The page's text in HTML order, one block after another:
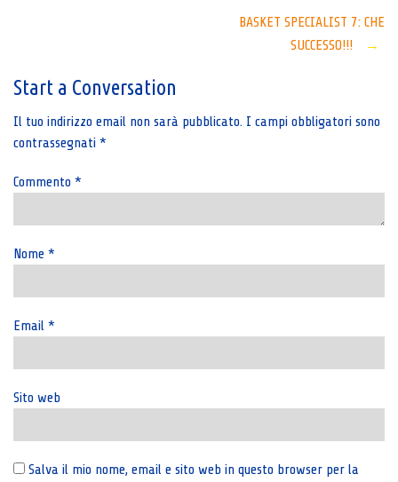
BASKET SPECIALIST 7: CHE
SUCCESSO!!!
→
Start a Conversation
Il tuo indirizzo email non sarà pubblicato. I campi obbligatori sono
contrassegnati *
Commento *
Nome *
Email *
Sito web
Salva il mio nome, email e sito web in questo browser per la